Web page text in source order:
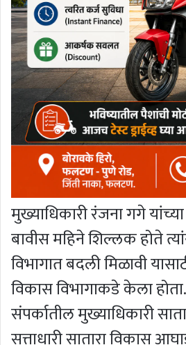
मुख्याधिकारी रंजना गगे
बावीस महिने शिल्लक होते
विभागात बदली मिळावी
विकास विभागाकडे केला
संपर्कातील मुख्याधिकारी